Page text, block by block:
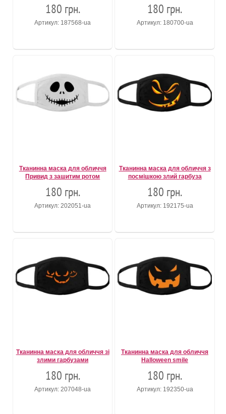
180 грн.
Артикул: 187568-ua
180 грн.
Артикул: 180700-ua
Тканинна маска для обличчя
Привид з зашитим ротом
180 грн.
Артикул: 202051-ua
Тканинна маска для обличчя з
посмішкою злий гарбуза
180 грн.
Артикул: 192175-ua
Тканинна маска для обличчя зі
злими гарбузами
180 грн.
Артикул: 207048-ua
Тканинна маска для обличчя
Halloween smile
180 грн.
Артикул: 192350-ua